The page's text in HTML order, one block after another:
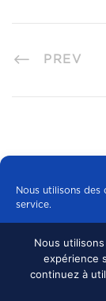
Nous utilisons
service.
PREV
© 2024
Nous
expérience
continuez à